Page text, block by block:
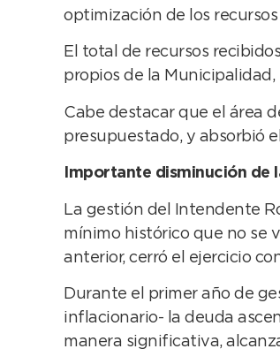
optimización de los
El total de recursos
propios de la Municipalidad,
Cabe destacar que el área
presupuestado, y absorbió
Importante disminución de
La gestión del Intendente
mínimo histórico que no se
anterior, cerró el ejercicio
Durante el primer año de
inflacionario- la deuda
manera significativa,